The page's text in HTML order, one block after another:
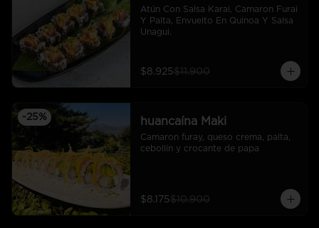
Atún Con Salsa Karai, Camaron Furai
Y Palta, Envuelto En Quinoa Y Salsa
Unagui.
$8.925$11.900
-25% huancaína Maki
Camaron furay, queso crema, palta,
cebollín y crocante de papa
$8.175$10.900